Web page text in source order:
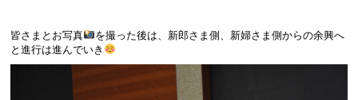
皆さまとお写真
を撮った後は、新郎さま側、新婦さま側からの余興へ
と進行は進んでいき